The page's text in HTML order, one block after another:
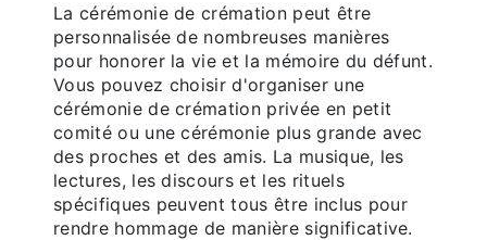
La cérémonie de crémation peut être
personnalisée de nombreuses manières
pour honorer la vie et la mémoire du défunt.
Vous pouvez choisir d'organiser une
cérémonie de crémation privée en petit
comité ou une cérémonie plus grande avec
des proches et des amis. La musique, les
lectures, les discours et les rituels
spécifiques peuvent tous être inclus pour
rendre hommage de manière significative.